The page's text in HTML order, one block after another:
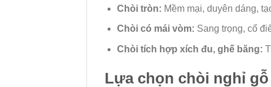
Chòi tròn: Mềm mại, duyên dáng,
Chòi có mái vòm: Sang trọng, cổ
Chòi tích hợp xích đu, ghế băng:
Lựa chọn chòi nghỉ